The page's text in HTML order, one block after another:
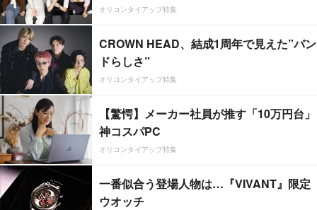
オリコンタイアップ特集
CROWN HEAD、結成1周年で見えた”バン
ドらしさ”
オリコンタイアップ特集
【驚愕】メーカー社員が推す「10万円台」
神コスパPC
オリコンタイアップ特集
一番似合う登場人物は…『VIVANT』限定
ウオッチ